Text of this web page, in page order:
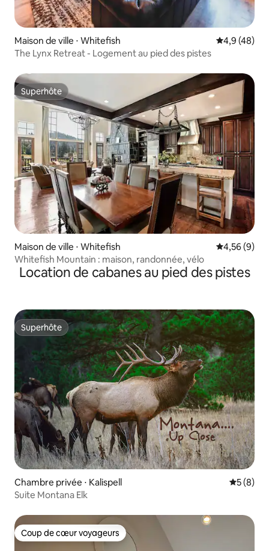
Maison de ville ⋅ Whitefish Évaluation
4,9 (48)
The Lynx Retreat - Logement au pied des pistes
Superhôte
Superhôte
Maison de ville ⋅ Whitefish Évaluation
4,56 (9)
Whitefish Mountain : maison, randonnée, vélo
Location de cabanes au pied des pistes
Superhôte
Superhôte
Chambre privée ⋅ Kalispell
5 (8)
Suite Montana Elk
Coup de cœur voyageurs
Coup de cœur voyageurs